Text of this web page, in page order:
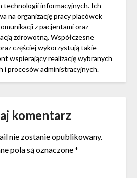
technologii informacyjnych. Ich
na organizację pracy placówek
z pacjentami oraz
zdrowotną. Współczesne
częściej wykorzystują takie
wspierający realizację wybranych
i procesów administracyjnych.
komentarz
nie zostanie opublikowany.
pola są oznaczone*